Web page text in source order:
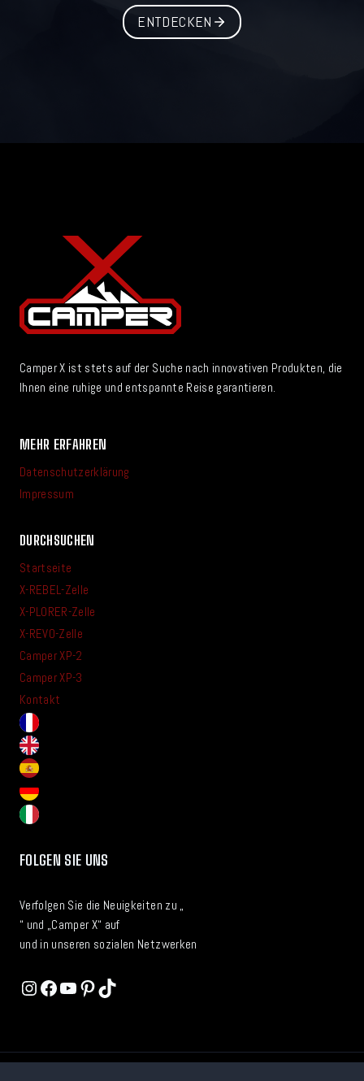
ENTDECKEN
Camper X ist stets auf der Suche nach innovativen Produkten, die
Ihnen eine ruhige und entspannte Reise garantieren.
MEHR ERFAHREN
Datenschutzerklärung
Impressum
DURCHSUCHEN
Startseite
X-REBEL-Zelle
X-PLORER-Zelle
X-REVO-Zelle
Camper XP-2
Camper XP-3
Kontakt
FOLGEN SIE UNS
Verfolgen Sie die Neuigkeiten zu „
“ und „Camper X“ auf
und in unseren sozialen Netzwerken
Instagram
Facebook
YouTube
Pinterest
TikTok